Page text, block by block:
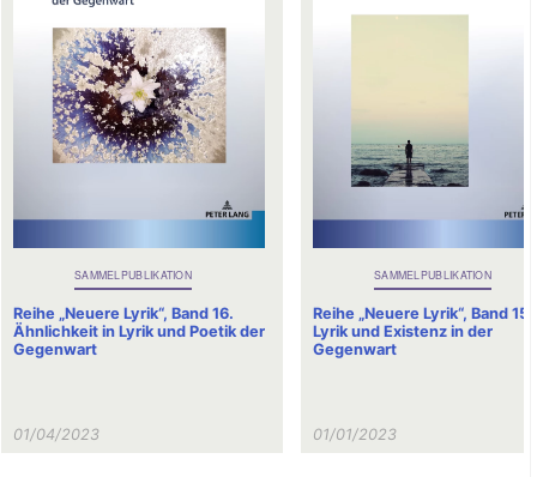
SAMMELPUBLIKATION
Reihe „Neuere Lyrik“, Band 16.
Ähnlichkeit in Lyrik und Poetik der
Gegenwart
01/04/2023
SAMMELPUBLIKATION
Reihe „Neuere Lyrik“, Band 15.
Lyrik und Existenz in der
Gegenwart
01/01/2023